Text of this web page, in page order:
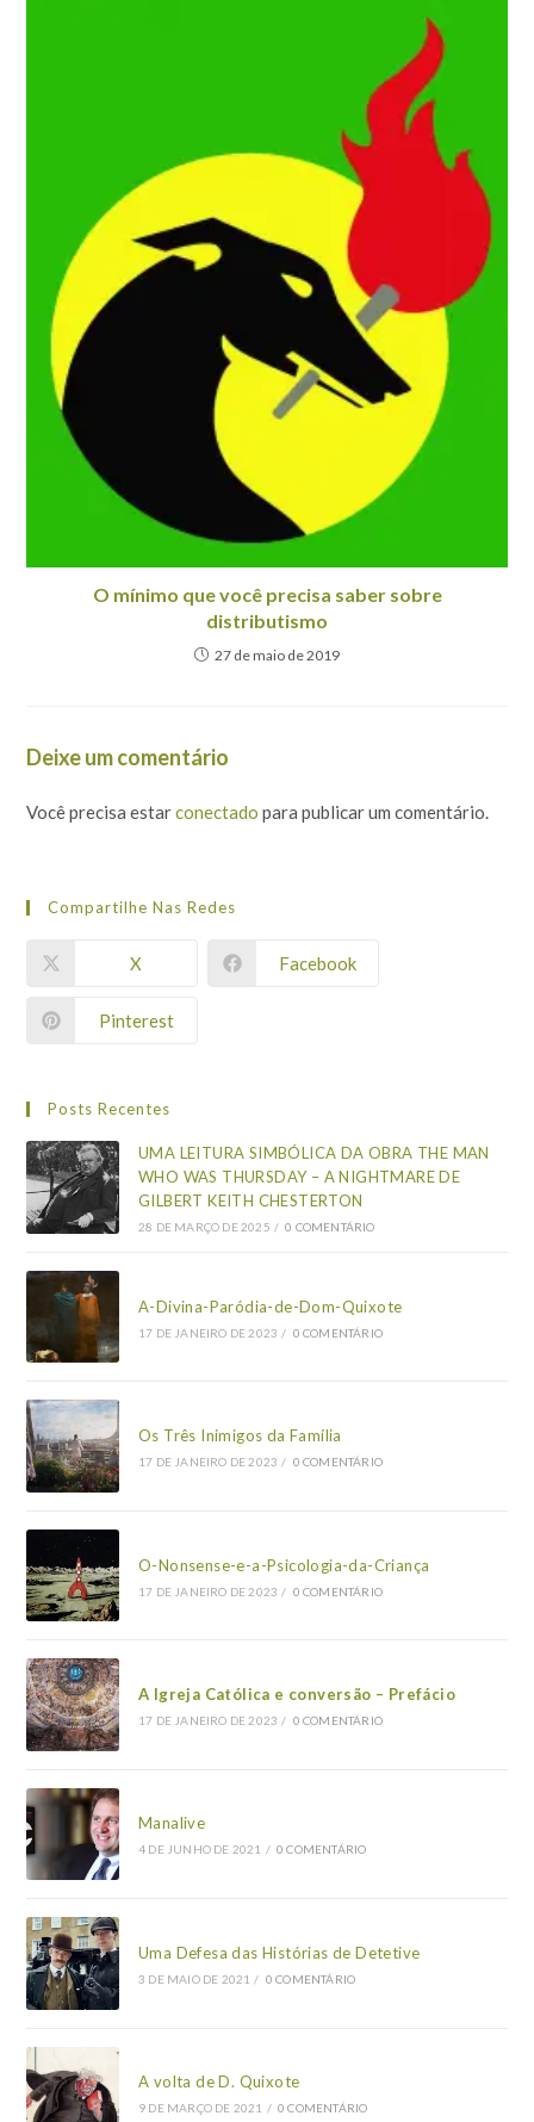
O mínimo que você precisa saber sobre
distributismo
27 de maio de 2019
Deixe um comentário
Você precisa estarconectado para publicar um comentário.
Compartilhe Nas Redes
X Facebook
Pinterest
Posts Recentes
UMA LEITURA SIMBÓLICA DA OBRA THE MAN
WHO WAS THURSDAY – A NIGHTMARE DE
GILBERT KEITH CHESTERTON
28 DE MARÇO DE 2025 / 0 COMENTÁRIO
A-Divina-Paródia-de-Dom-Quixote
17 DE JANEIRO DE 2023 / 0 COMENTÁRIO
Os Três Inimigos da Família
17 DE JANEIRO DE 2023 / 0 COMENTÁRIO
O-Nonsense-e-a-Psicologia-da-Criança
17 DE JANEIRO DE 2023 / 0 COMENTÁRIO
A Igreja Católica e conversão – Prefácio
17 DE JANEIRO DE 2023 / 0 COMENTÁRIO
Manalive
4 DE JUNHO DE 2021 / 0 COMENTÁRIO
Uma Defesa das Histórias de Detetive
3 DE MAIO DE 2021 / 0 COMENTÁRIO
A volta de D. Quixote
9 DE MARÇO DE 2021 / 0 COMENTÁRIO